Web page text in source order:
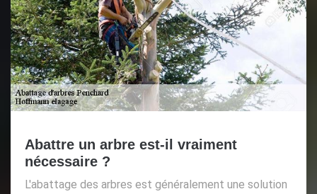
Abattre un arbre est-il vraiment
nécessaire ?
L'abattage des arbres est généralement une solution